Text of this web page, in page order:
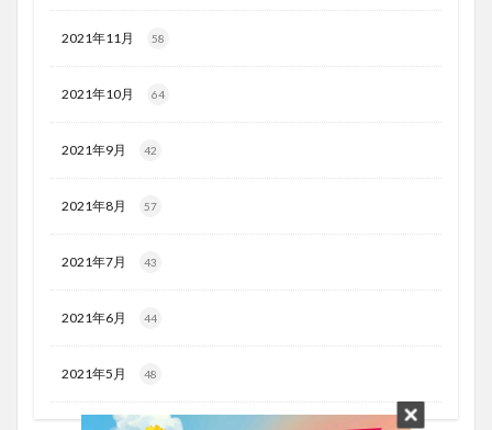
2021年11月 58
2021年10月 64
2021年9月 42
2021年8月 57
2021年7月 43
2021年6月 44
2021年5月 48